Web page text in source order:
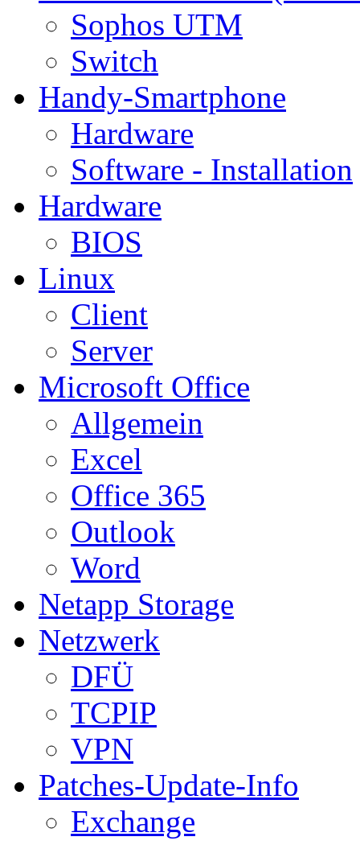
Sophos UTM
Switch
Handy-Smartphone
Hardware
Software - Installation
Hardware
BIOS
Linux
Client
Server
Microsoft Office
Allgemein
Excel
Office 365
Outlook
Word
Netapp Storage
Netzwerk
DFÜ
TCPIP
VPN
Patches-Update-Info
Exchange